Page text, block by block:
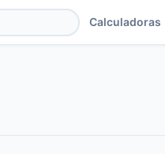
Calculadoras